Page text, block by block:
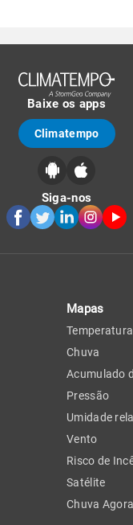
Baixe os apps
Climatempo
Siga-nos
Mapas
Temperatura
Chuva
Acumulado
Pressão
Umidade
Vento
Risco de
Satélite
Chuva Agora